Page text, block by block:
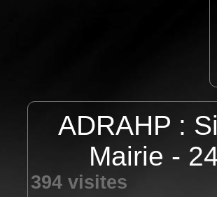
ADRAHP :
Mairie -
394 visites